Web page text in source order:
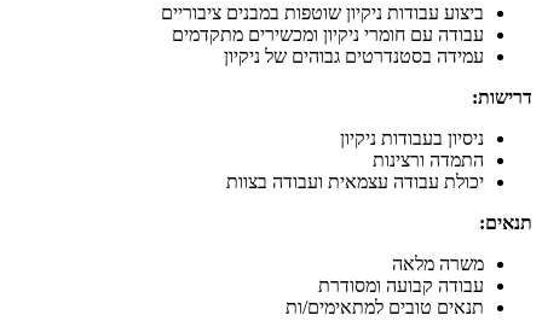
ביצוע עבודות ניקיון שוטפות במבנים ציבוריים
עבודה עם חומרי ניקיון ומכשירים מתקדמים
עמידה בסטנדרטים גבוהים של ניקיון
דרישות:
ניסיון בעבודות ניקיון
התמדה ורצינות
יכולת עבודה עצמאית ועבודה בצוות
תנאים:
משרה מלאה
עבודה קבועה ומסודרת
תנאים טובים למתאימים/ות